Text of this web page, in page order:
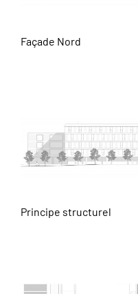
Façade Nord
Principe structurel